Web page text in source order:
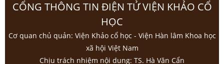
CỔNG THÔNG TIN ĐIỆN TỬ VIỆN KHẢO CỔ
HỌC
Cơ quan chủ quản: Viện Khảo cổ học - Viện Hàn lâm Khoa học
xã hội Việt Nam
Chịu trách nhiệm nội dung: TS. Hà Văn Cẩn